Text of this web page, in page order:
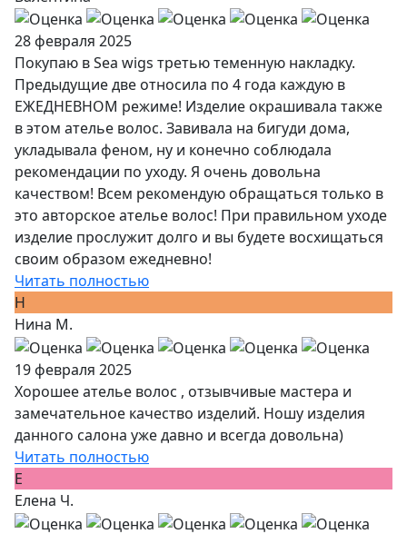
28 февраля 2025
Покупаю в Sea wigs третью теменную накладку.
Предыдущие две относила по 4 года каждую в
ЕЖЕДНЕВНОМ режиме! Изделие окрашивала также
в этом ателье волос. Завивала на бигуди дома,
укладывала феном, ну и конечно соблюдала
рекомендации по уходу. Я очень довольна
качеством! Всем рекомендую обращаться только в
это авторское ателье волос! При правильном уходе
изделие прослужит долго и вы будете восхищаться
своим образом ежедневно!
Читать полностью
Н
Нина М.
19 февраля 2025
Хорошее ателье волос , отзывчивые мастера и
замечательное качество изделий. Ношу изделия
данного салона уже давно и всегда довольна)
Читать полностью
Е
Елена Ч.